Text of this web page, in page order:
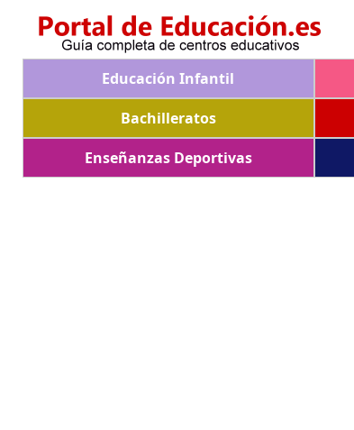
Educación Infantil
Bachilleratos
Enseñanzas Deportivas